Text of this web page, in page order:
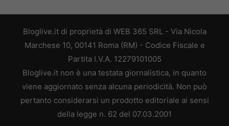
Bloglive.it di proprietà di WEB 365 SRL - Via Nicola
Marchese 10, 00141 Roma (RM) - Codice Fiscale e
Partita I.V.A. 12279101005
Bloglive.it non è una testata giornalistica, in quanto
viene aggiornato senza alcuna periodicità. Non può
pertanto considerarsi un prodotto editoriale ai sensi
della legge n. 62 del 07.03.2001